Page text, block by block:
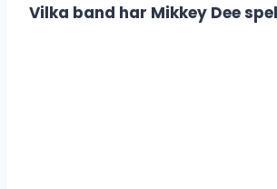
Vilka band har Mikkey Dee